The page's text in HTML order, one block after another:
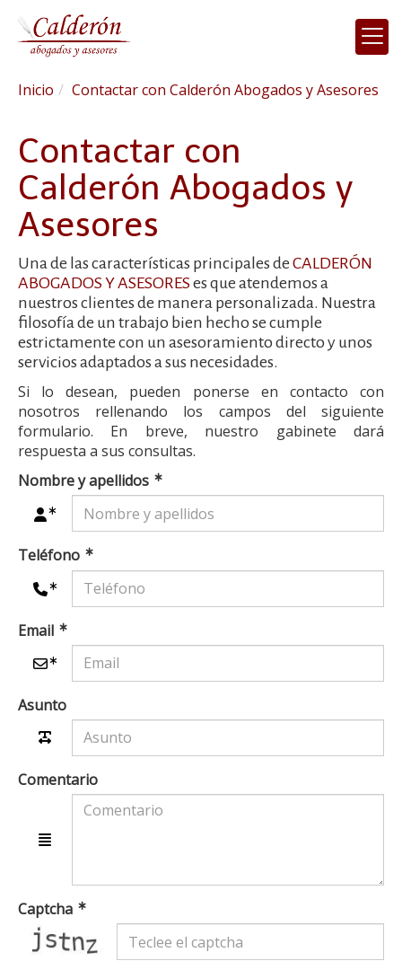
Inicio Contactar con Calderón Abogados y Asesores
Contactar con
Calderón Abogados y
Asesores
Una de las características principales de CALDERÓN
ABOGADOS Y ASESORESes que atendemos a
nuestros clientes de manera personalizada. Nuestra
filosofía de un trabajo bien hecho se cumple
estrictamente con un asesoramiento directo y unos
servicios adaptados a sus necesidades.
Si lo desean, pueden ponerse en contacto con
nosotros rellenando los campos del siguiente
formulario. En breve, nuestro gabinete dará
respuesta a sus consultas.
Nombre y apellidos
Teléfono
Email
Asunto
Comentario
Captcha
captcha